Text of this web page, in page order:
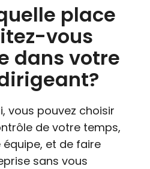
place
vous
dans votre
vous pouvez choisir
de votre temps,
et de faire
sans vous